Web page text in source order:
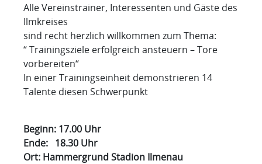
Alle Vereinstrainer, Interessenten und Gäste des
Ilmkreises
sind recht herzlich willkommen zum Thema:
“ Trainingsziele erfolgreich ansteuern – Tore
vorbereiten“
In einer Trainingseinheit demonstrieren 14
Talente diesen Schwerpunkt
Beginn: 17.00 Uhr
Ende: 18.30 Uhr
Ort: Hammergrund Stadion Ilmenau